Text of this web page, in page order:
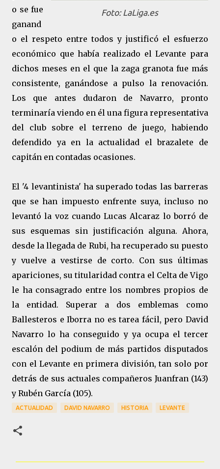
Foto: LaLiga.es
o se fue
ganand
o el respeto entre todos y justificó el esfuerzo
económico que había realizado el Levante para
dichos meses en el que la zaga granota fue más
consistente, ganándose a pulso la renovación.
Los que antes dudaron de Navarro, pronto
terminaría viendo en él una figura representativa
del club sobre el terreno de juego, habiendo
defendido ya en la actualidad el brazalete de
capitán en contadas ocasiones.
El '4 levantinista' ha superado todas las barreras
que se han impuesto enfrente suya, incluso no
levantó la voz cuando Lucas Alcaraz lo borró de
sus esquemas sin justificación alguna. Ahora,
desde la llegada de Rubi, ha recuperado su puesto
y vuelve a vestirse de corto. Con sus últimas
apariciones, su titularidad contra el Celta de Vigo
le ha consagrado entre los nombres propios de
la entidad. Superar a dos emblemas como
Ballesteros e Iborra no es tarea fácil, pero David
Navarro lo ha conseguido y ya ocupa el tercer
escalón del podium de más partidos disputados
con el Levante en primera división, tan solo por
detrás de sus actuales compañeros Juanfran (143)
y Rubén García (105).
ACTUALIDAD DAVID NAVARRO HISTORIA LEVANTE